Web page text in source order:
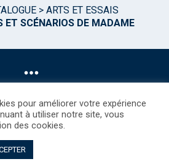
> ARTS ET ESSAIS
ET SCÉNARIOS DE MADAME
rights
pour améliorer votre expérience
à utiliser notre site, vous
des cookies.